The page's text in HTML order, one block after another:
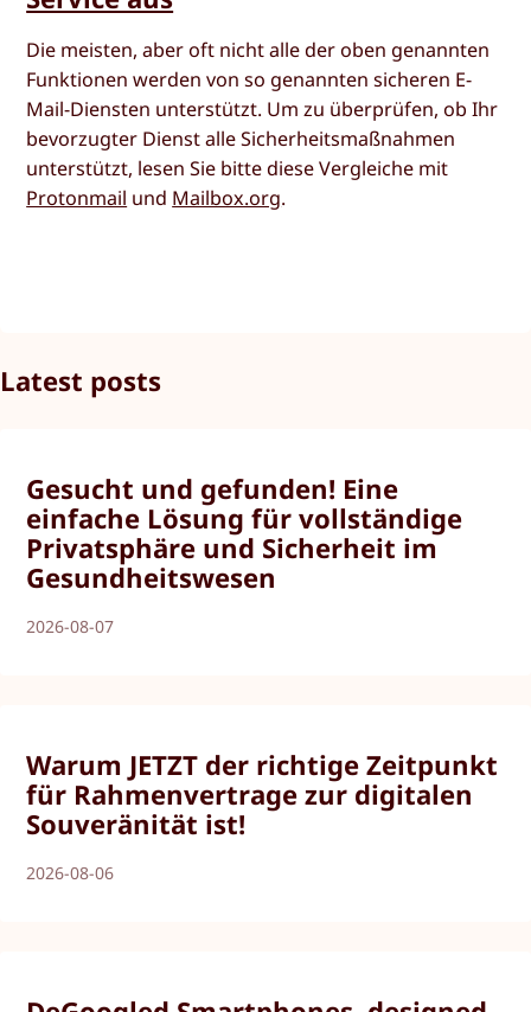
Die meisten, aber oft nicht alle der oben genannten
Funktionen werden von so genannten sicheren E-
Mail-Diensten unterstützt. Um zu überprüfen, ob Ihr
bevorzugter Dienst alle Sicherheitsmaßnahmen
unterstützt, lesen Sie bitte diese Vergleiche mit
Protonmail und Mailbox.org.
Latest posts
Gesucht und gefunden! Eine
einfache Lösung für vollständige
Privatsphäre und Sicherheit im
Gesundheitswesen
2026-08-07
Warum JETZT der richtige Zeitpunkt
für Rahmenvertrage zur digitalen
Souveränität ist!
2026-08-06